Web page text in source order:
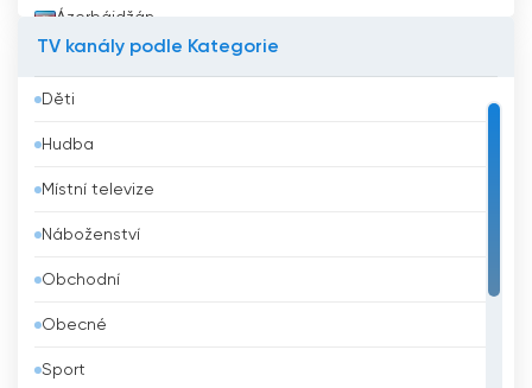
Ázerbájdžán
Bangladéš
Barbados
Belgie
Belize
Bělorusko
Benin
Bhútán
TV kanály podle Kategorie
Děti
Hudba
Místní televize
Náboženství
Obchodní
Obecné
Sport